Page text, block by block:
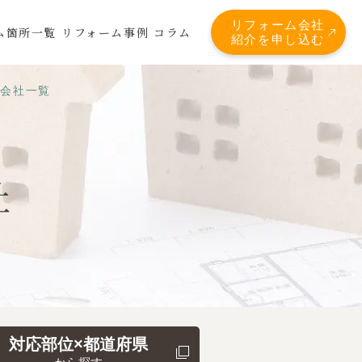
箇所一覧 リフォーム事例 コラム
リフォーム会社
紹介を申し込む
社一覧
対応部位×都道府県